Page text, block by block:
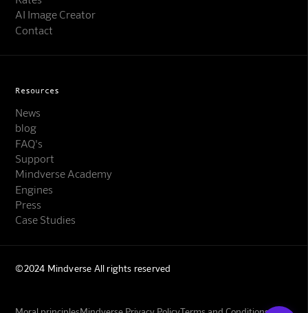
Online · KI-Assistent
AI Image Creator
Contact
Resources
News
blog
FAQ's
Support
Mindverse Academy
Engines
Press
Case Studies
©2024 Mindverse All rights reserved